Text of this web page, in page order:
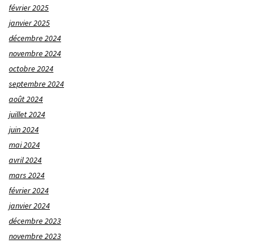
février 2025
janvier 2025
décembre 2024
novembre 2024
octobre 2024
septembre 2024
août 2024
juillet 2024
juin 2024
mai 2024
avril 2024
mars 2024
février 2024
janvier 2024
décembre 2023
novembre 2023